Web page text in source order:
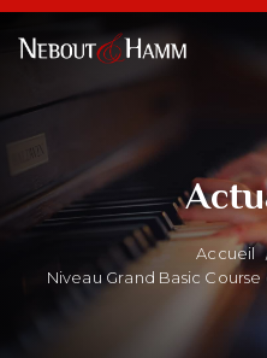
Accueil
Niveau Grand Basic